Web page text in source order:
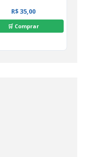
R$ 35,00
🛒 Comprar